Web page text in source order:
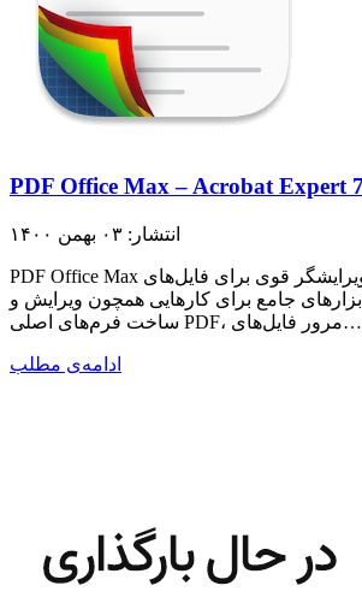
PDF Office Max – Acrobat Expert
انتشار: ۰۳ بهمن ۱۴۰۰
PDF Office Max یک ویرایشگر قوی برای فایل‌های PDF است. این
جامع برای کارهایی همچون ویرایش و
ساخت فرم‌های اصلی PDF، مرور فایل‌های…
ادامه‌ی مطلب